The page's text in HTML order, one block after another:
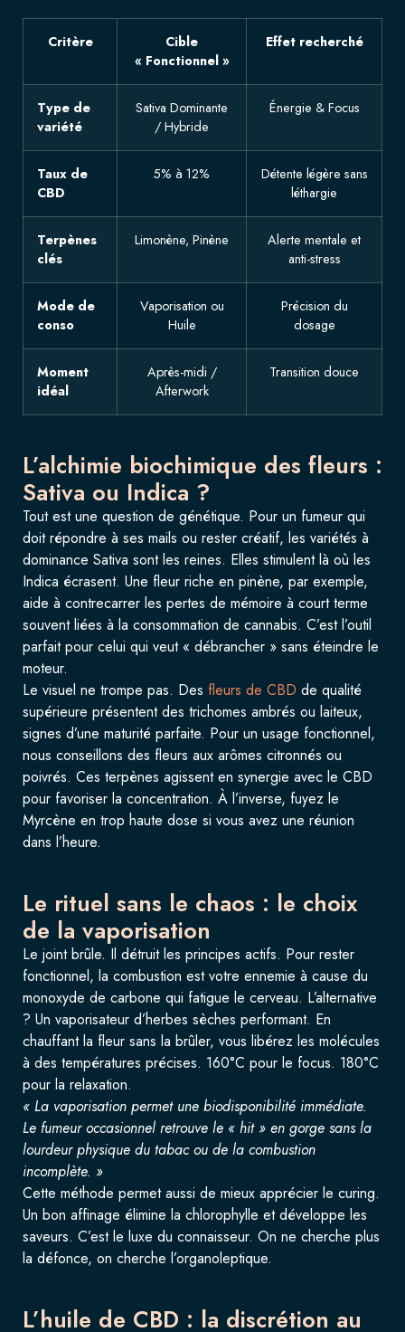
Critère
Cible
« Fonctionnel »
Effet recherché
Type de
variété
Sativa Dominante
/ Hybride
Énergie & Focus
Taux de
CBD
5% à 12%
Détente légère sans
léthargie
Terpènes
clés
Limonène, Pinène
Alerte mentale et
anti-stress
Mode de
conso
Vaporisation ou
Huile
Précision du
dosage
Moment
idéal
Après-midi /
Afterwork
Transition douce
L’alchimie biochimique des fleurs :
Sativa ou Indica ?
Tout est une question de génétique. Pour un fumeur qui
doit répondre à ses mails ou rester créatif, les variétés à
dominance Sativa sont les reines. Elles stimulent là où les
Indica écrasent. Une fleur riche en pinène, par exemple,
aide à contrecarrer les pertes de mémoire à court terme
souvent liées à la consommation de cannabis. C’est l’outil
parfait pour celui qui veut « débrancher » sans éteindre le
moteur.
Le visuel ne trompe pas. Des fleurs de CBD de qualité
supérieure présentent des trichomes ambrés ou laiteux,
signes d’une maturité parfaite. Pour un usage fonctionnel,
nous conseillons des fleurs aux arômes citronnés ou
poivrés. Ces terpènes agissent en synergie avec le CBD
pour favoriser la concentration. À l’inverse, fuyez le
Myrcène en trop haute dose si vous avez une réunion
dans l’heure.
Le rituel sans le chaos : le choix
de la vaporisation
Le joint brûle. Il détruit les principes actifs. Pour rester
fonctionnel, la combustion est votre ennemie à cause du
monoxyde de carbone qui fatigue le cerveau. L’alternative
? Un vaporisateur d’herbes sèches performant. En
chauffant la fleur sans la brûler, vous libérez les molécules
à des températures précises. 160°C pour le focus. 180°C
pour la relaxation.
« La vaporisation permet une biodisponibilité immédiate.
Le fumeur occasionnel retrouve le « hit » en gorge sans la
lourdeur physique du tabac ou de la combustion
incomplète. »
Cette méthode permet aussi de mieux apprécier le curing.
Un bon affinage élimine la chlorophylle et développe les
saveurs. C’est le luxe du connaisseur. On ne cherche plus
la défonce, on cherche l’organoleptique.
L’huile de CBD : la discrétion au